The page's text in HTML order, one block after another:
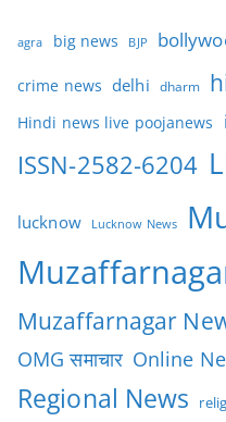
agra big news BJP
crime news delhi dharm
Hindi news live poojanews
ISSN-2582-6204
lucknow Lucknow News
Muzaffarnagar
OMG समाचार Online
Regional News